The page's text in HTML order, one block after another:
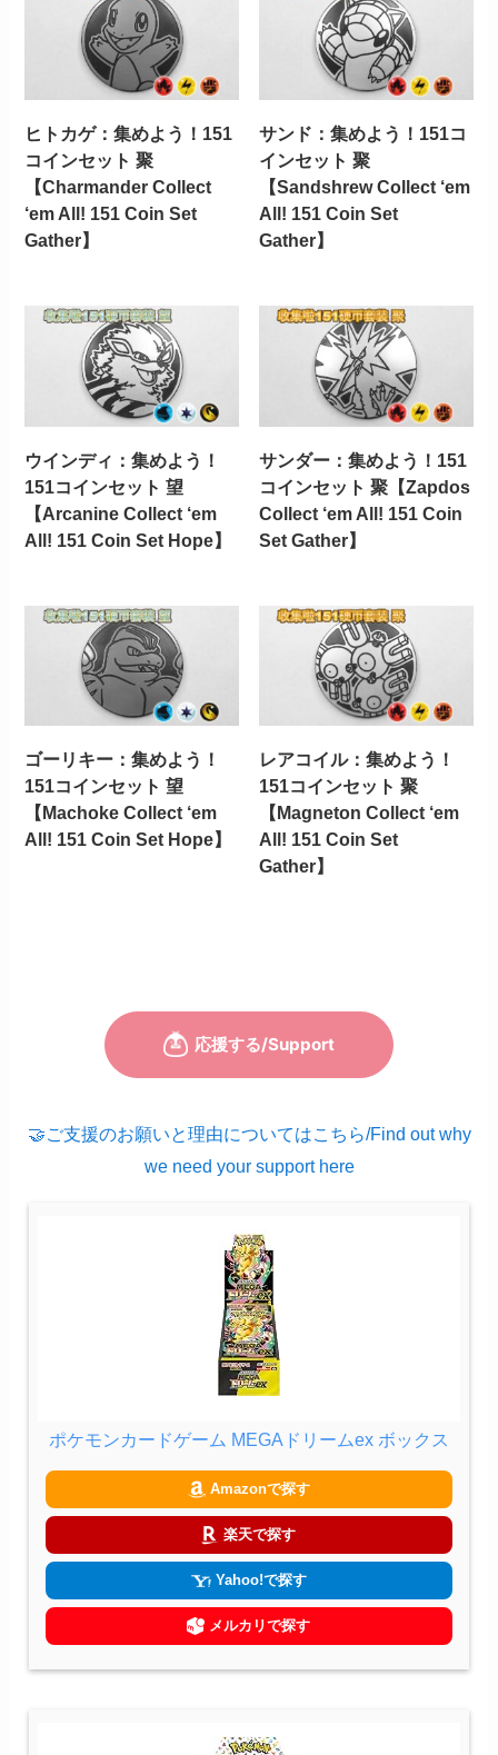
ヒトカゲ：集めよう！151
コインセット 聚
【Charmander Collect
‘em All! 151 Coin Set
Gather】
サンド：集めよう！151コ
インセット 聚
【Sandshrew Collect ‘em
All! 151 Coin Set
Gather】
ウインディ：集めよう！
151コインセット 望
【Arcanine Collect ‘em
All! 151 Coin Set Hope】
サンダー：集めよう！151
コインセット 聚【Zapdos
Collect ‘em All! 151 Coin
Set Gather】
ゴーリキー：集めよう！
151コインセット 望
【Machoke Collect ‘em
All! 151 Coin Set Hope】
レアコイル：集めよう！
151コインセット 聚
【Magneton Collect ‘em
All! 151 Coin Set
Gather】
🤝ご支援のお願いと理由についてはこちら/Find out why
we need your support here
ポケモンカードゲーム MEGAドリームex ボックス
Amazonで探す
楽天で探す
Yahoo!で探す
メルカリで探す